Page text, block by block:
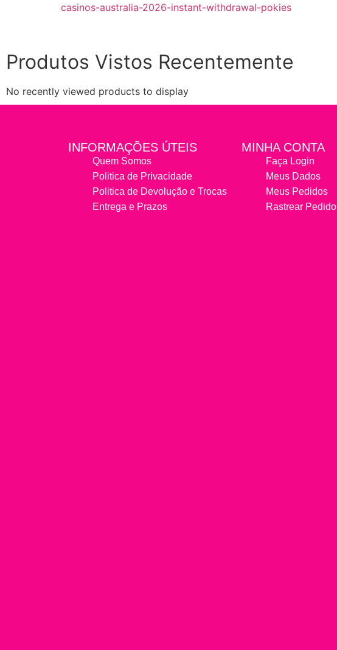
casinos-australia-2026-instant-withdrawal-pokies
Produtos Vistos Recentemente
No recently viewed products to display
INFORMAÇÕES ÚTEIS
Quem Somos
Politica de Privacidade
Politica de Devolução e Trocas
Entrega e Prazos
MINHA CONTA
Faça Login
Meus Dados
Meus Pedidos
Rastrear Pedido